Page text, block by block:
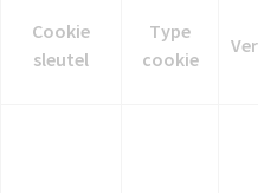
Cookie
sleutel
Type
cookie